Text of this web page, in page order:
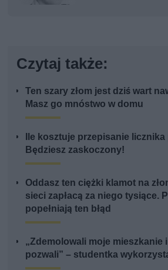
Czytaj także:
Ten szary złom jest dziś wart
Masz go mnóstwo w domu
Ile kosztuje przepisanie licznika
Będziesz zaskoczony!
Oddasz ten ciężki klamot na
sieci zapłacą za niego tysiące.
popełniają ten błąd
„Zdemolowali moje mieszkanie
pozwali” – studentka